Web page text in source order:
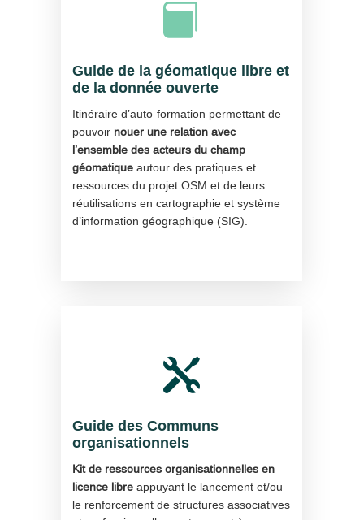

Guide de la géomatique libre et
de la donnée ouverte
Itinéraire d’auto-formation permettant de
pouvoir nouer une relation avec
l’ensemble des acteurs du champ
géomatique autour des pratiques et
ressources du projet OSM et de leurs
réutilisations en cartographie et système
d’information géographique (SIG).

Guide des Communs
organisationnels
Kit de ressources organisationnelles en
licence libre appuyant le lancement et/ou
le renforcement de structures associatives